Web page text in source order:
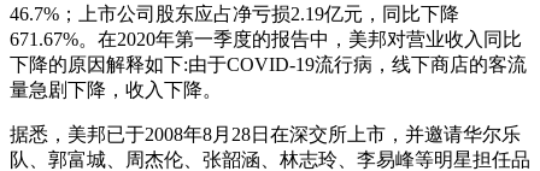
46.7%；上市公司股东应占净亏损2.19亿元，同比下降
671.67%。在2020年第一季度的报告中，美邦对营业收入同比
下降的原因解释如下:由于COVID-19流行病，线下商店的客流
量急剧下降，收入下降。
据悉，美邦已于2008年8月28日在深交所上市，并邀请华尔乐
队、郭富城、周杰伦、张韶涵、林志玲、李易峰等明星担任品